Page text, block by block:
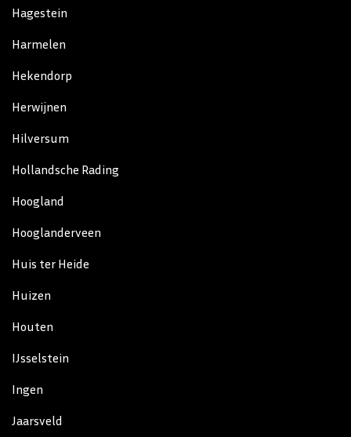
Hagestein
Harmelen
Hekendorp
Herwijnen
Hilversum
Hollandsche Rading
Hoogland
Hooglanderveen
Huis ter Heide
Huizen
Houten
IJsselstein
Ingen
Jaarsveld